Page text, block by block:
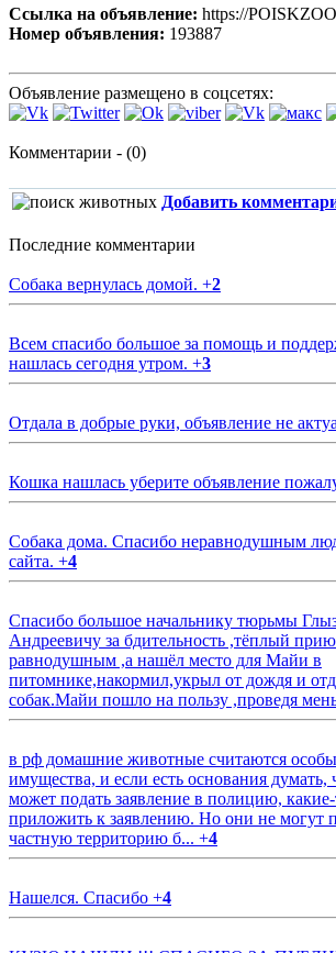
Ссылка на объявление: https://
Номер объявления: 193887
Объявление размещено в соцсетях:
Комментарии - (0)
Добавить
Последние комментарии
Собака вернулась домой. +2
Всем спасибо большое за помощь и
нашлась сегодня утром. +3
Отдала в добрые руки, объявление не
Кошка нашлась уберите объявление
Собака дома. Спасибо неравнодушным
сайта. +4
Спасибо большое начальнику тюрьмы
Андреевичу за бдительность ,тёплый
равнодушным ,а нашёл место для Майи в
питомнике,накормил,укрыл от дождя и
собак.Майи пошло на пользу ,проведя
в рф домашние животные считаются
имущества, и если есть основания думать,
может подать заявление в полицию, какие-
приложить к заявлению. Но они не могут
частную территорию б... +4
Нашелся. Спасибо +4